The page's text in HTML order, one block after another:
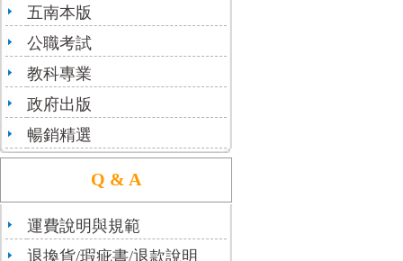
五南本版
公職考試
教科專業
政府出版
暢銷精選
Q & A
運費說明與規範
退換貨/瑕疵書/退款說明